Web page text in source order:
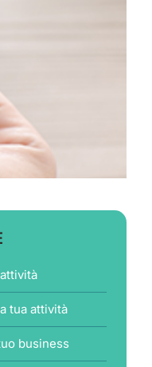
tua attività
business